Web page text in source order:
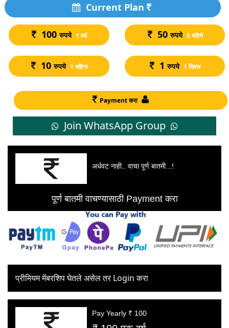
Current Plan
100 रुपये 1 वर्ष 50 रुपये 5 महिने
10 रुपये 1 महिना 1 रुपये 1 दिवस
Payment करा
Join WhatsApp Group
अर्धवट नाही.. वाचा पूर्ण बातमी...!
पूर्ण बातमी वाचण्यासाठी Payment करा
प्रीमियम मेंबरशिप घेतले असेल तर Login करा
Pay Yearly ₹ 100